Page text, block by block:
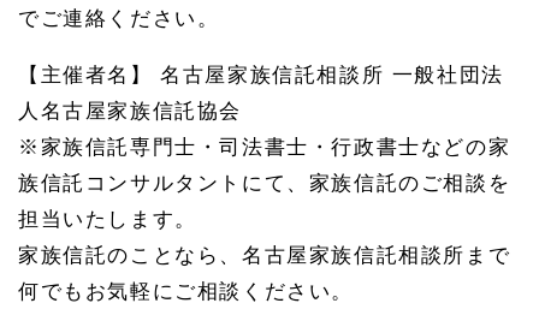
でご連絡ください。
【主催者名】 名古屋家族信託相談所 一般社団法
人名古屋家族信託協会
※家族信託専門士・司法書士・行政書士などの家
族信託コンサルタントにて、家族信託のご相談を
担当いたします。
家族信託のことなら、名古屋家族信託相談所まで
何でもお気軽にご相談ください。